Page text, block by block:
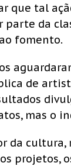
que tal
parte da
fomento.
de
mas o
da cultura,
os